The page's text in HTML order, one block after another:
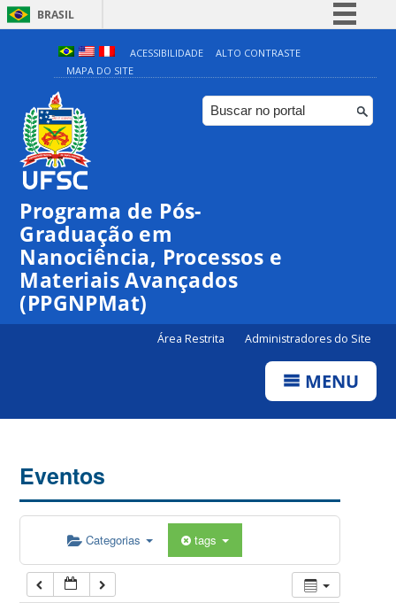
BRASIL
Simplifique!
Comunica BR
Participe
ACESSIBILIDADE
ALTO CONTRASTE
MAPA DO SITE
Programa de Pós-
Graduação em
Nanociência, Processos e
Materiais Avançados
(PPGNPMat)
Área Restrita Administradores do Site
MENU
Eventos
Categorias tags